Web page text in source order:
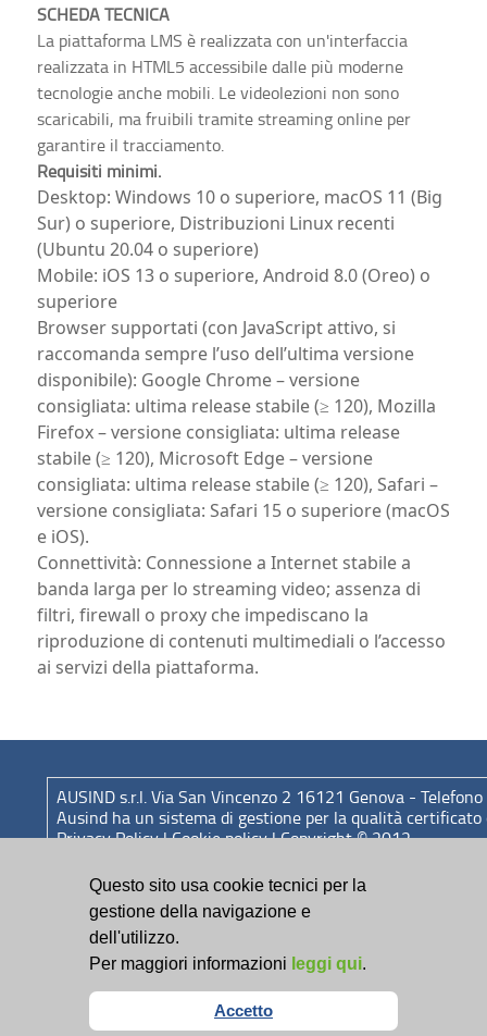
SCHEDA TECNICA
La piattaforma LMS è realizzata con un'interfaccia
realizzata in HTML5 accessibile dalle più moderne
tecnologie anche mobili. Le videolezioni non sono
scaricabili, ma fruibili tramite streaming online per
garantire il tracciamento.
Requisiti minimi.
Desktop: Windows 10 o superiore, macOS 11 (Big
Sur) o superiore, Distribuzioni Linux recenti
(Ubuntu 20.04 o superiore)
Mobile: iOS 13 o superiore, Android 8.0 (Oreo) o
superiore
Browser supportati (con JavaScript attivo, si
raccomanda sempre l’uso dell’ultima versione
disponibile): Google Chrome – versione
consigliata: ultima release stabile (≥ 120), Mozilla
Firefox – versione consigliata: ultima release
stabile (≥ 120), Microsoft Edge – versione
consigliata: ultima release stabile (≥ 120), Safari –
versione consigliata: Safari 15 o superiore (macOS
e iOS).
Connettività: Connessione a Internet stabile a
banda larga per lo streaming video; assenza di
filtri, firewall o proxy che impediscano la
riproduzione di contenuti multimediali o l’accesso
ai servizi della piattaforma.
AUSIND s.r.l. Via San Vincenzo 2 16121 Genova -
Ausind ha un sistema di gestione per la qualità
Privacy Policy|Cookie policy| Copyright © 2012
Partner tecnologico
Questo sito usa cookie tecnici per la
gestione della navigazione e
dell'utilizzo.
Per maggiori informazioni leggi qui.
Accetto